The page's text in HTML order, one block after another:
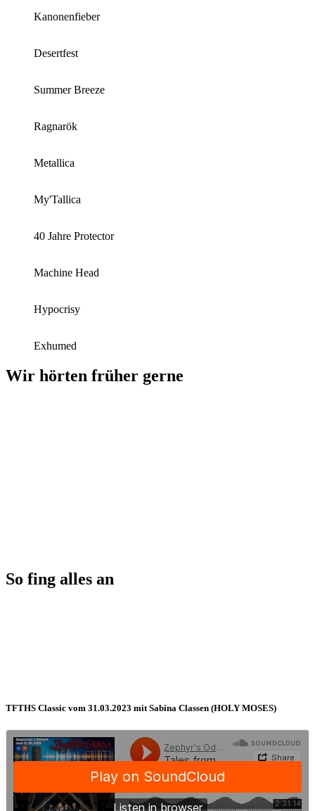
Kanonenfieber
Desertfest
Summer Breeze
Ragnarök
Metallica
My'Tallica
40 Jahre Protector
Machine Head
Hypocrisy
Exhumed
Wir hörten früher gerne
So fing alles an
TFTHS Classic vom 31.03.2023 mit Sabina Classen (HOLY MOSES)